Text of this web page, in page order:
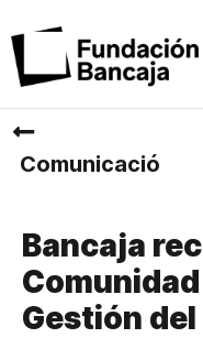
Comunicació
Bancaja
Gestión